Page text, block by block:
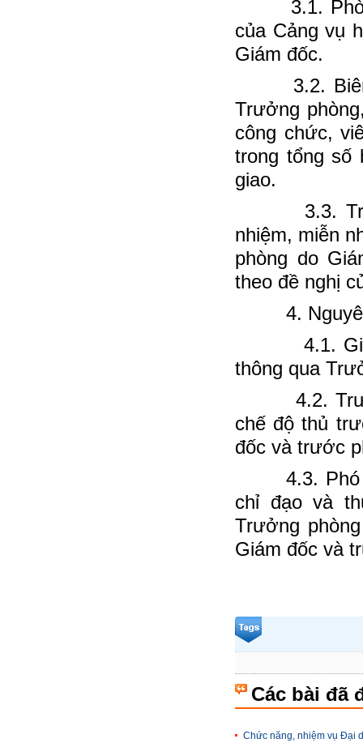
3.1. Phòng
của Cảng vụ
Giám đốc.
3.2. Biên
Trưởng
công chức,
trong tổng số
giao.
3.3.
nhiệm, miễn
phòng do
theo đề nghị
4. Nguyên
4.1. Giám
thông qua
4.2.
chế độ thủ
đốc và trước
4.3. Phó
chỉ đạo và
Trưởng
Giám đốc và
Các bài đã
Chức năng, nhiệm vụ Đại